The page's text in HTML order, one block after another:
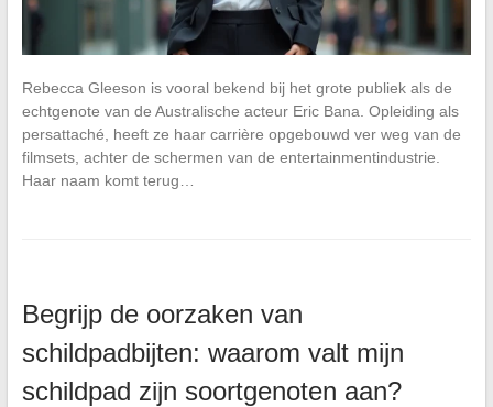
Rebecca Gleeson is vooral bekend bij het grote publiek als de
echtgenote van de Australische acteur Eric Bana. Opleiding als
persattaché, heeft ze haar carrière opgebouwd ver weg van de
filmsets, achter de schermen van de entertainmentindustrie.
Haar naam komt terug…
Begrijp de oorzaken van
schildpadbijten: waarom valt mijn
schildpad zijn soortgenoten aan?